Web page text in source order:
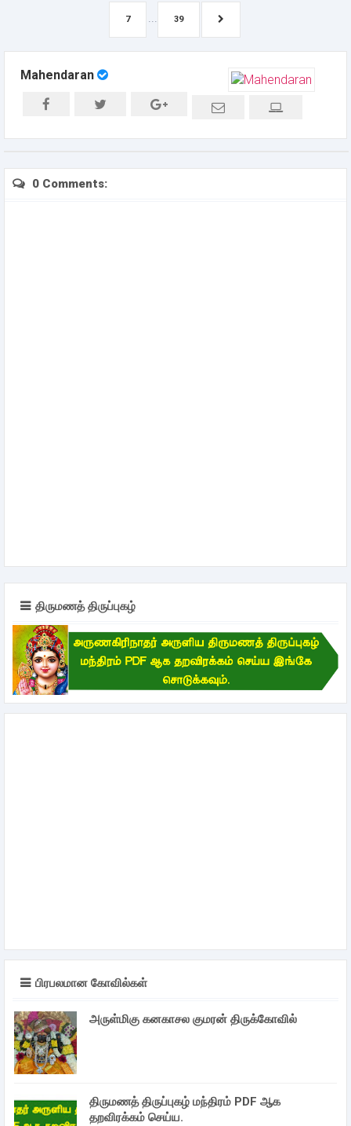
7 ... 39
Mahendaran
0 Comments:
திருமணத் திருப்புகழ்
பிரபலமான கோவில்கள்
அருள்மிகு கனகாசல குமரன் திருக்கோவில்
திருமணத் திருப்புகழ் மந்திரம் PDF ஆக
தறவிரக்கம் செய்ய.